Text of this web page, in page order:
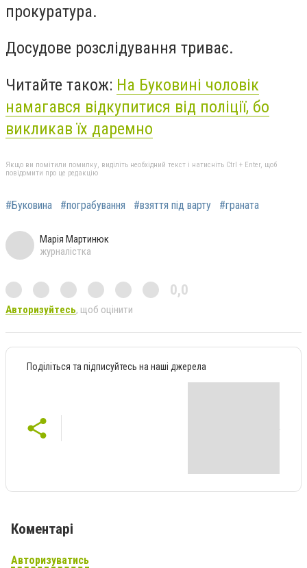
прокуратура.
Досудове розслідування триває.
Читайте також: На Буковині чоловік
намагався відкупитися від поліції, бо
викликав їх даремно
Якщо ви помітили помилку, виділіть необхідний текст і натисніть Ctrl + Enter, щоб
повідомити про це редакцію
#Буковина #пограбування #взяття під варту #граната
Марія Мартинюк
журналістка
0,0
Авторизуйтесь, щоб оцінити
Поділіться та підписуйтесь на наші джерела
Коментарі
Авторизуватись